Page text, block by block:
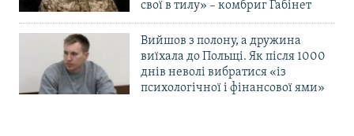
свої в тилу» – комбриг Габінет
Вийшов з полону, а дружина
виїхала до Польщі. Як після 1000
днів неволі вибратися «із
психологічної і фінансової ями»